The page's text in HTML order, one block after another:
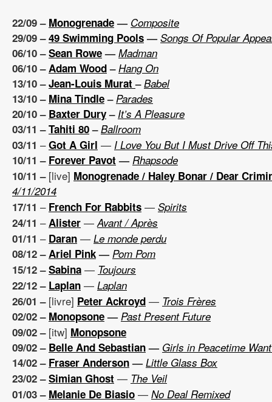
22/09 – Monogrenade— Composite
29/09 –49 Swimming Pools— Songs Of Popular
06/10 –Sean Rowe— Madman
06/10 – Adam Wood–Hang On
13/10 –Jean-Louis Murat–Babel
13/10 – Mina Tindle– Parades
20/10 – Baxter Dury– It’s A Pleasure
03/11 –Tahiti 80–Ballroom
03/11 –Got A Girl — I Love You But I Must Drive Off
10/11 – Forever Pavot— Rhapsode
10/11 – [live] Monogrenade / Haley Bonar / Dear
4/11/2014
17/11 – French For Rabbits — Spirits
24/11 – Alister — Avant / Après
01/11 – Daran — Le monde perdu
08/12 – Ariel Pink— Pom Pom
15/12 –Sabina — Toujours
22/12 – Laplan — Laplan
26/01 – [livre] Peter Ackroyd — Trois Frères
02/02 – Monopsone— Past Present Future
09/02 – [itw] Monopsone
09/02 – Belle And Sebastian— Girls in Peacetime
14/02 – Fraser Anderson— Little Glass Box
23/02 –Simian Ghost — The Veil
01/03 – Melanie De Biasio — No Deal Remixed